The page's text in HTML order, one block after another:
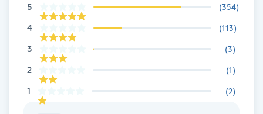
Enzympeeling
Extensions
Extensions borttagning
5 (354)
4 (113)
3 (3)
2 (1)
1 (2)